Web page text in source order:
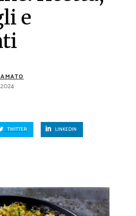
e
TWITTER LINKEDIN